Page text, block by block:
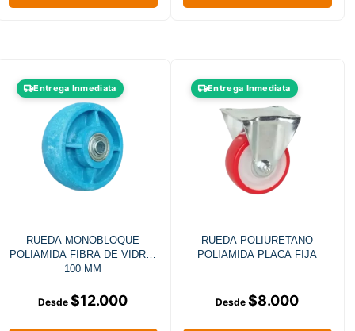
Entrega Inmediata
RUEDA MONOBLOQUE
POLIAMIDA FIBRA DE VIDRIO
100 MM
$12.000
Entrega Inmediata
RUEDA POLIURETANO
POLIAMIDA PLACA FIJA
$8.000